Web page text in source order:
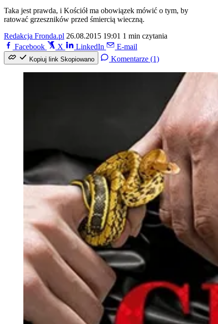
Taka jest prawda, i Kościół ma obowiązek mówić o tym, by
ratować grzeszników przed śmiercią wieczną.
Redakcja Fronda.pl 26.08.2015 19:01 1 min czytania
Facebook
X LinkedIn E-mail
Kopiuj link Skopiowano Komentarze (1)